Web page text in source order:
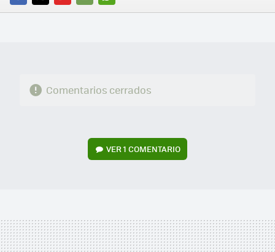
FACEBOOK
TWITTERFLIPBOARD
E-
WHATSAPP
Comentarios cerrados
VER1 COMENTARIO